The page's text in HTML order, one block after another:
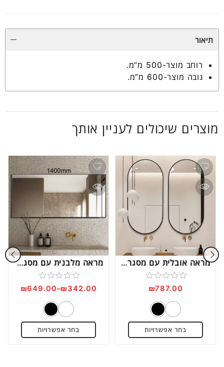
תיאור
רוחב מוצר-500 מ”מ.
גובה מוצר-600 מ”מ.
מוצרים שיכולים לעניין אותך
מראה אובלית עם מסגרת דקה דגם MO700
דורג
מתוך
5
₪787.00
בחר אפשרויות
מראה מלבנית עם מסגרת אלומיניום דגם MRQ500
דורג
מתוך
5
₪342.00
–
₪649.00
בחר אפשרויות